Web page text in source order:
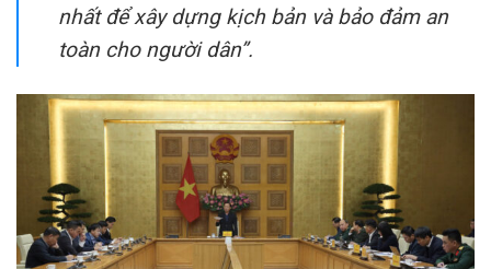
nhất để xây dựng kịch bản và bảo đảm an
toàn cho người dân”.